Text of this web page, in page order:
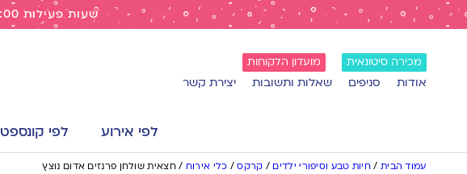
שעות פעילות 9:30-19:00 בחנות | משלוח חינם מעל 299 ש"ח
מכירה סיטונאית מועדון הלקוחות
אודות סניפים שאלות ותשובות יצירת קשר
לפי אירוע לפי קונספט
עמוד הבית / חיות טבע וסיפורי ילדים / קרקס/ כלי אירוח /חצאית שולחן פרנזים אדום נוצץ